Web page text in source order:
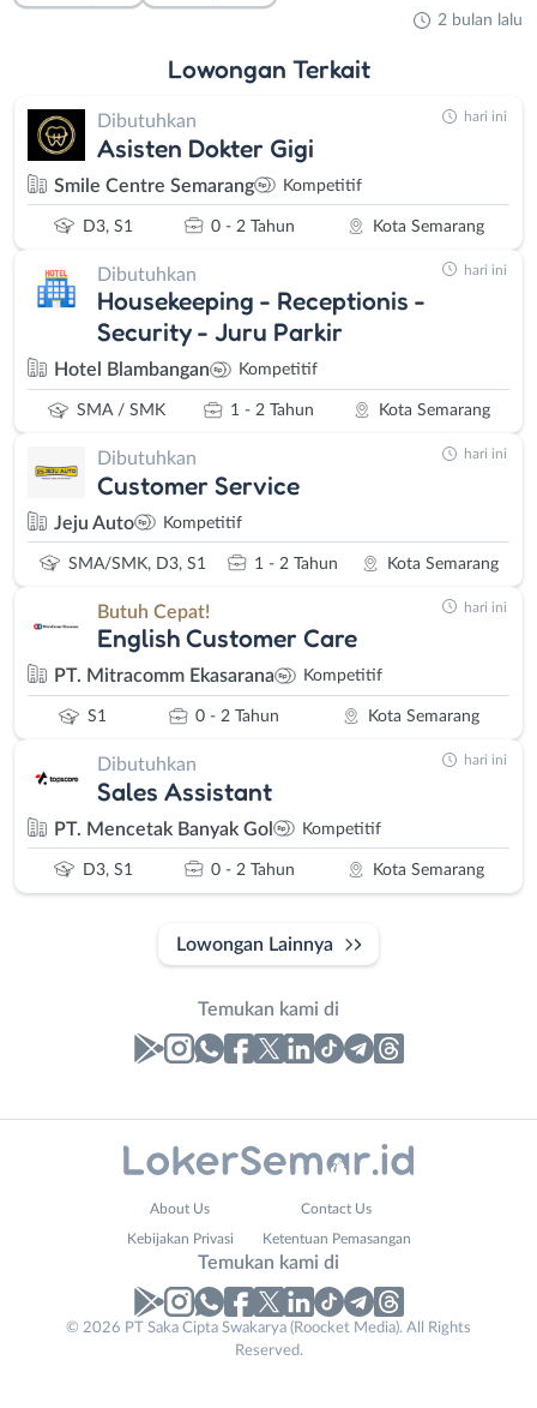
2 bulan lalu
Lowongan Terkait
Dibutuhkan
Asisten Dokter Gigi
Smile Centre Semarang Kompetitif
D3, S1 0 - 2 Tahun Kota Semarang
hari ini
Dibutuhkan
Housekeeping - Receptionis -
Security - Juru Parkir
Hotel Blambangan Kompetitif
SMA / SMK 1 - 2 Tahun Kota Semarang
hari ini
Dibutuhkan
Customer Service
Jeju Auto Kompetitif
SMA/SMK, D3, S1 1 - 2 Tahun Kota Semarang
hari ini
Butuh Cepat!
English Customer Care
PT. Mitracomm Ekasarana Kompetitif
S1 0 - 2 Tahun Kota Semarang
hari ini
Dibutuhkan
Sales Assistant
PT. Mencetak Banyak Gol Kompetitif
D3, S1 0 - 2 Tahun Kota Semarang
hari ini
Lowongan Lainnya
Temukan kami di
No. Telp /
About Us Contact Us
Kebijakan Privasi Ketentuan Pemasangan
Temukan kami di
© 2026 PT Saka Cipta Swakarya (Roocket Media). All Rights
Reserved.